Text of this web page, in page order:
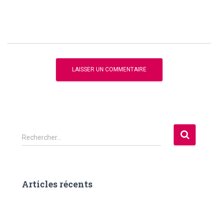
R
e
r
Rechercher…
Articles récents